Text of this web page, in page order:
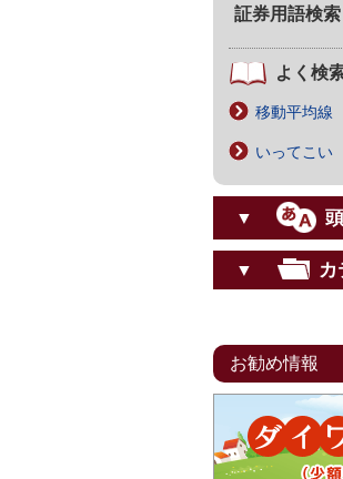
証券用語検索
よく検
移動平均線
いってこい
▼
▼
お勧め情報